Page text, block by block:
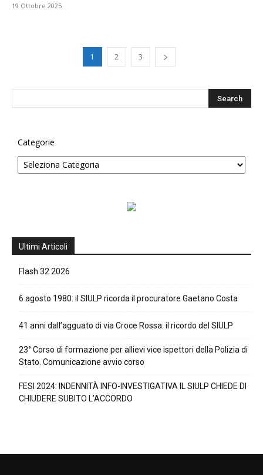
19 Ottobre 2025
1 2 3
Categorie
Ultimi Articoli
Flash 32 2026
6 agosto 1980: il SIULP ricorda il procuratore Gaetano Costa
41 anni dall’agguato di via Croce Rossa: il ricordo del SIULP
23° Corso di formazione per allievi vice ispettori della Polizia di
Stato. Comunicazione avvio corso
FESI 2024: INDENNITÀ INFO-INVESTIGATIVA IL SIULP CHIEDE DI
CHIUDERE SUBITO L’ACCORDO